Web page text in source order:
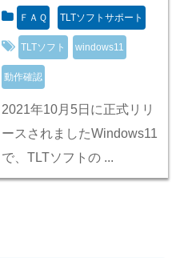
ＦＡＱ TLTソフトサポート
TLTソフト windows11
動作確認
2021年10月5日に正式リリ
ースされましたWindows11
で、TLTソフトの ...